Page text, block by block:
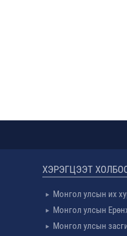
ХЭРЭГЦЭЭТ
Монгол улсын их
Монгол улсын
Монгол улсын